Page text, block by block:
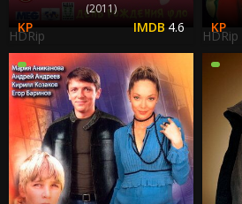
(2011)
4.6
HDRip HDRip